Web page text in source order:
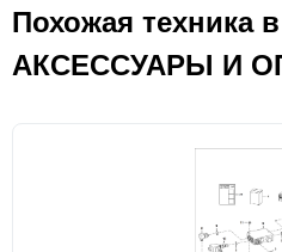
Похожая техника
АКСЕСCУАРЫ И